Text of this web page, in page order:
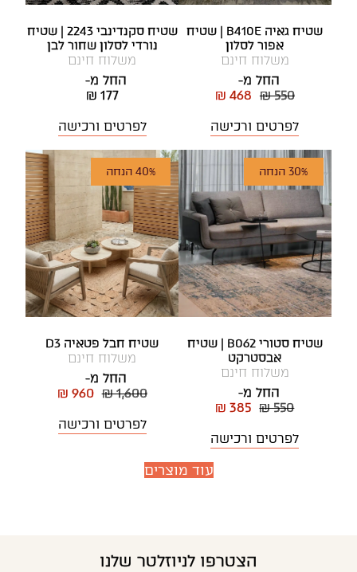
שטיח גאיה B410E | שטיח
אפור לסלון
משלוח חינם
החל מ-
₪ 550
₪ 468
לפרטים ורכישה
שטיח סקנדינבי 2243 | שטיח
נורדי לסלון שחור לבן
משלוח חינם
החל מ-
₪ 177
לפרטים ורכישה
30% הנחה
שטיח סטורי B062 | שטיח
אבסטרקט
משלוח חינם
החל מ-
₪ 550
₪ 385
לפרטים ורכישה
40% הנחה
שטיח חבל פטאיה D3
משלוח חינם
החל מ-
₪ 1,600
₪ 960
לפרטים ורכישה
עוד מוצרים
הצטרפו לניוזלטר שלנו